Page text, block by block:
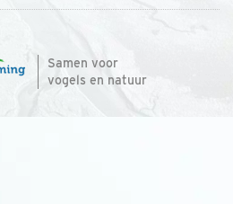
Samen voor
vogels en natuur